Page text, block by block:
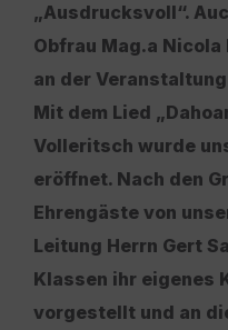
„Ausdrucksvoll“.
Obfrau Mag.a
an der
Mit dem Lied
Volleritsch wurde
eröffnet. Nach den
Ehrengäste von
Leitung Herrn Gert
Klassen ihr eigenes
vorgestellt und an